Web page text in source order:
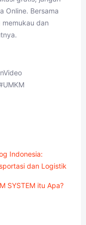
Online. Bersama
dan
Indonesia:
dan Logistik
SYSTEM itu Apa?